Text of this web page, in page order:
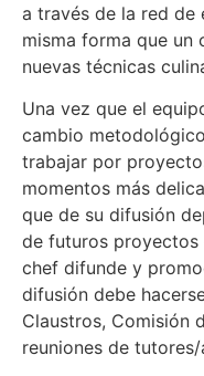
a través de la red de
misma forma que un
nuevas técnicas
Una vez que el
cambio
trabajar por
momentos más
que de su difusión
de futuros proyectos
chef difunde y
difusión debe
Claustros, Comisión
reuniones de